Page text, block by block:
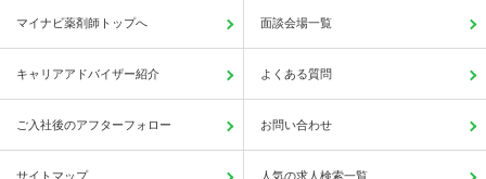
マイナビ薬剤師トップへ 面談会場一覧
キャリアアドバイザー紹介 よくある質問
ご入社後のアフターフォロー お問い合わせ
サイトマップ 人気の求人検索一覧